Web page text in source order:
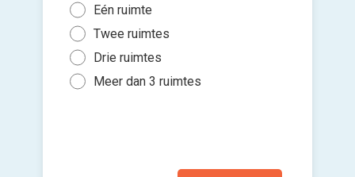
Eén ruimte
Twee ruimtes
Drie ruimtes
Meer dan 3 ruimtes